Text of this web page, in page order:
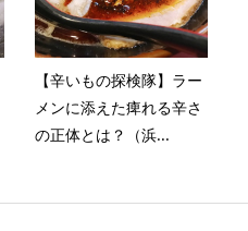
【辛いもの探検隊】ラー
メンに添えた痺れる辛さ
の正体とは？（浜...